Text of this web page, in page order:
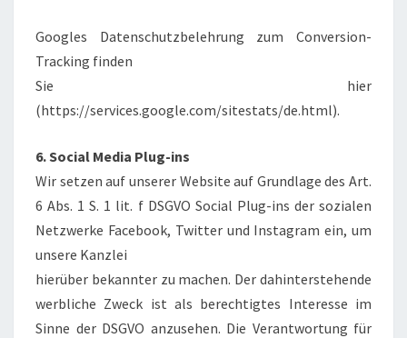
Googles Datenschutzbelehrung zum Conversion-
Tracking finden
Sie hier
(https://services.google.com/sitestats/de.html).
6. Social Media Plug-ins
Wir setzen auf unserer Website auf Grundlage des Art.
6 Abs. 1 S. 1 lit. f DSGVO Social Plug-ins der sozialen
Netzwerke Facebook, Twitter und Instagram ein, um
unsere Kanzlei
hierüber bekannter zu machen. Der dahinterstehende
werbliche Zweck ist als berechtigtes Interesse im
Sinne der DSGVO anzusehen. Die Verantwortung für